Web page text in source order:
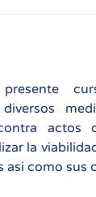
actos
la
asi como sus